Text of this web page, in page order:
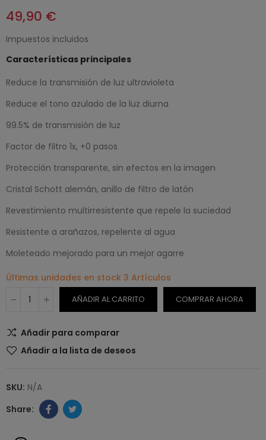
49,90 €
Impuestos incluidos
Características principales
Reduce la transmisión de luz ultravioleta
Reduce el tono azulado de la luz diurna
99.5% de transmisión de luz
Factor de filtro 1x, +0 pasos
Protección transparente, sin efectos en la imagen
Cristal Schott alemán, anillo de filtro de latón
Revestimiento multirresistente que repele la suciedad
Resistente a arañazos, repelente al agua
Moleteado mejorado para un mejor agarre
Últimas unidades en stock 3 Artículos
AÑADIR AL CARRITO COMPRAR AHORA
Añadir para comparar
Añadir a la lista de deseos
SKU: N/A